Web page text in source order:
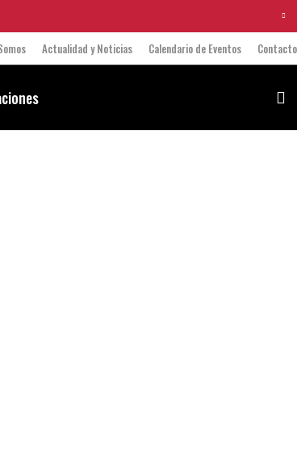
Actualidad y Noticias Calendario de Eventos Contacto